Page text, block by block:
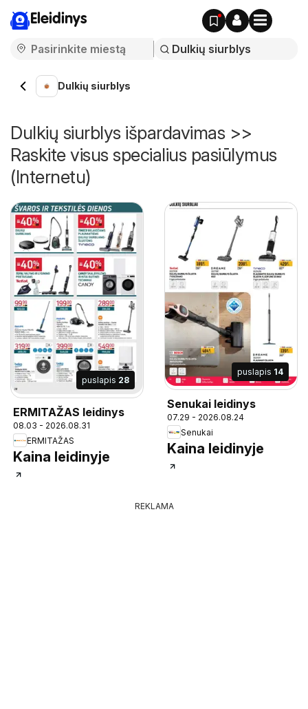
Eleidinys
Dulkių siurblys
Dulkių siurblys išpardavimas >>
Raskite visus specialius pasiūlymus
(Internetu)
puslapis 28
ERMITAŽAS leidinys
08.03 - 2026.08.31
ERMITAŽAS
Kaina leidinyje
puslapis 14
Senukai leidinys
07.29 - 2026.08.24
Senukai
Kaina leidinyje
REKLAMA